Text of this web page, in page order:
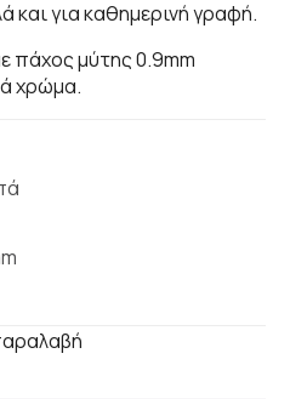
και για καθημερινή γραφή.
πάχος μύτης 0.9mm
χρώμα.